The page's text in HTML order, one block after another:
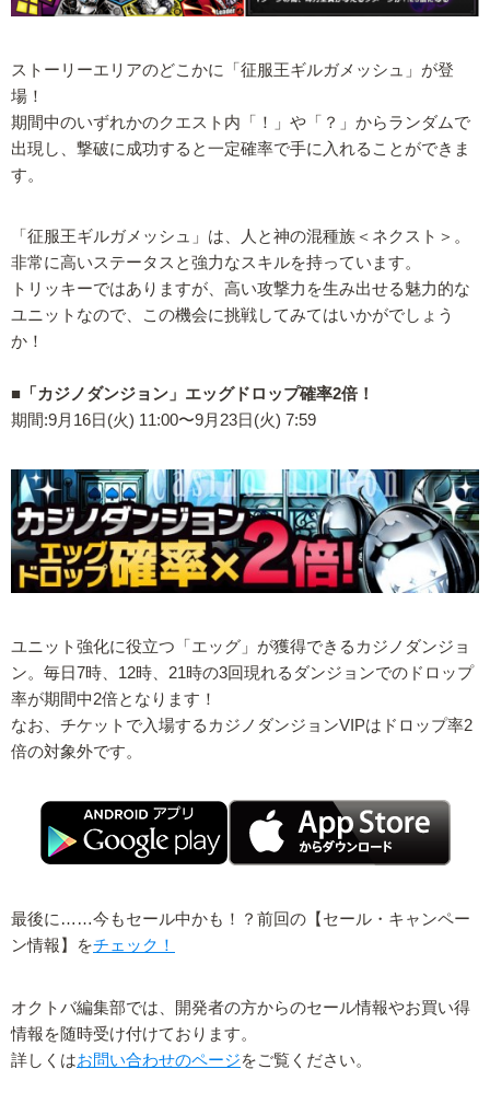
ストーリーエリアのどこかに「征服王ギルガメッシュ」が登
場！
期間中のいずれかのクエスト内「！」や「？」からランダムで
出現し、撃破に成功すると一定確率で手に入れることができま
す。
「征服王ギルガメッシュ」は、人と神の混種族＜ネクスト＞。
非常に高いステータスと強力なスキルを持っています。
トリッキーではありますが、高い攻撃力を生み出せる魅力的な
ユニットなので、この機会に挑戦してみてはいかがでしょう
か！
■「カジノダンジョン」エッグドロップ確率2倍！
期間:9月16日(火) 11:00〜9月23日(火) 7:59
ユニット強化に役立つ「エッグ」が獲得できるカジノダンジョ
ン。毎日7時、12時、21時の3回現れるダンジョンでのドロップ
率が期間中2倍となります！
なお、チケットで入場するカジノダンジョンVIPはドロップ率2
倍の対象外です。
最後に……今もセール中かも！？前回の【セール・キャンペー
ン情報】をチェック！
オクトバ編集部では、開発者の方からのセール情報やお買い得
情報を随時受け付けております。
詳しくはお問い合わせのページをご覧ください。